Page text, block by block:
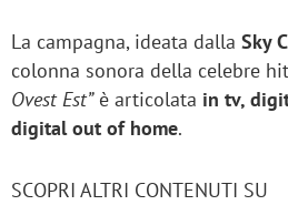
La campagna, ideata dalla Sky
colonna sonora della celebre
Ovest Est”è articolata in tv,
digital out of home.
SCOPRI ALTRI CONTENUTI SU